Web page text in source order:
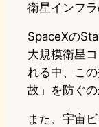
衛星インフ
SpaceXの
大規模衛星
れる中、こ
故」を防ぐ
また、宇宙